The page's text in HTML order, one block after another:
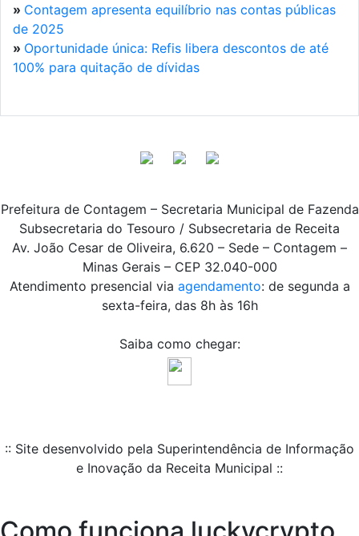
» Contagem apresenta equilíbrio nas contas públicas
de 2025
» Oportunidade única: Refis libera descontos de até
100% para quitação de dívidas
Prefeitura de Contagem – Secretaria Municipal de Fazenda
Subsecretaria do Tesouro / Subsecretaria de Receita
Av. João Cesar de Oliveira, 6.620 – Sede – Contagem –
Minas Gerais – CEP 32.040-000
Atendimento presencial via agendamento: de segunda a
sexta-feira, das 8h às 16h
Saiba como chegar:
:: Site desenvolvido pela Superintendência de Informação
e Inovação da Receita Municipal ::